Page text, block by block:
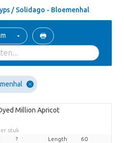
/ Solidago - Bloemenhal
Million Apricot
stuk
? Length
60